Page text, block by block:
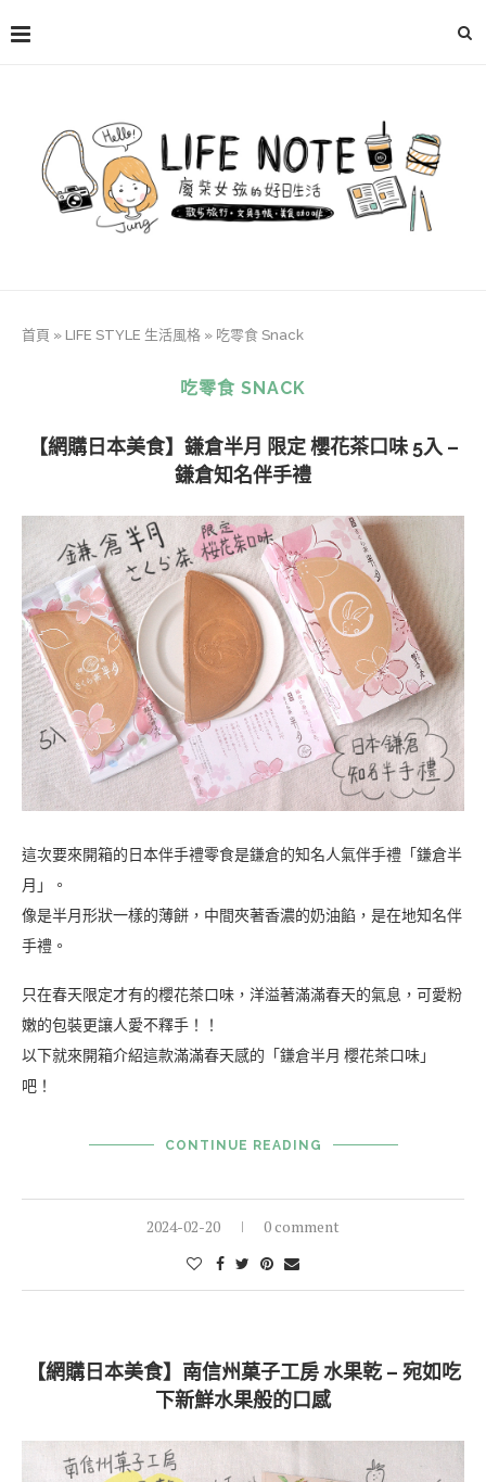
首頁 » LIFE STYLE 生活風格 » 吃零食 Snack
吃零食 SNACK
【網購日本美食】鎌倉半月 限定 櫻花茶口味 5入 –
鎌倉知名伴手禮
這次要來開箱的日本伴手禮零食是鎌倉的知名人氣伴手禮「鎌倉半
月」。
像是半月形狀一樣的薄餅，中間夾著香濃的奶油餡，是在地知名伴
手禮。
只在春天限定才有的櫻花茶口味，洋溢著滿滿春天的氣息，可愛粉
嫩的包裝更讓人愛不釋手！！
以下就來開箱介紹這款滿滿春天感的「鎌倉半月 櫻花茶口味」
吧！
CONTINUE READING
2024-02-20 0 comment
【網購日本美食】南信州菓子工房 水果乾 – 宛如吃
下新鮮水果般的口感